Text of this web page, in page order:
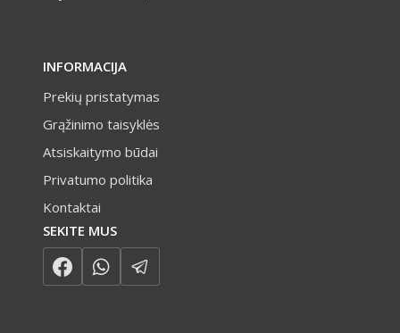
INFORMACIJA
Prekių pristatymas
Grąžinimo taisyklės
Atsiskaitymo būdai
Privatumo politika
Kontaktai
SEKITE MUS